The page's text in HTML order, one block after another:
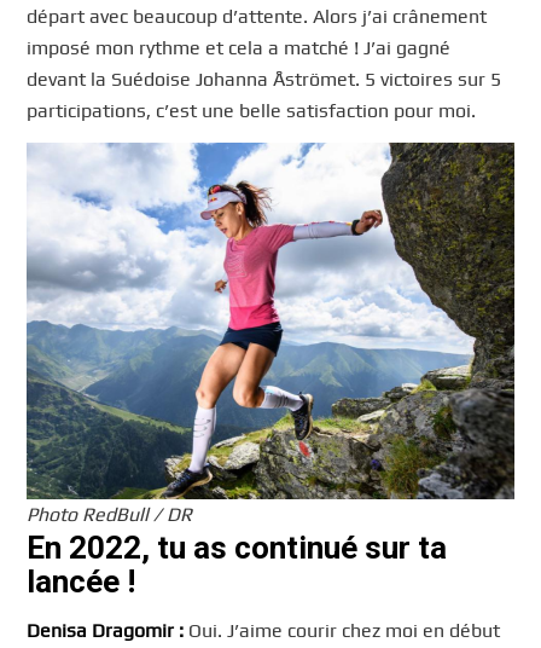
départ avec beaucoup d’attente. Alors j’ai crânement
imposé mon rythme et cela a matché ! J’ai gagné
devant la Suédoise Johanna Åströmet. 5 victoires sur 5
participations, c’est une belle satisfaction pour moi.
Photo RedBull / DR
En 2022, tu as continué sur ta
lancée !
Denisa Dragomir : Oui. J’aime courir chez moi en début